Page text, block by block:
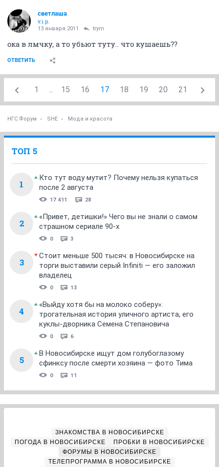
светлаша
v.i.p.
13 января 2011 trym
ока в лмчку, а то убьют туту.. что кушаешь??
ОТВЕТИТЬ
1 ... 15 16 17 18 19 20 21
НГС.Форум SHE Мода и красота
ТОП 5
1
Кто тут воду мутит? Почему нельзя купаться
после 2 августа
17 411 28
2
«Привет, детишки!» Чего вы не знали о самом
страшном сериале 90-х
0 3
3
Стоит меньше 500 тысяч: в Новосибирске на
торги выставили серый Infiniti — его заложил
владелец
0 13
4
«Выйду хотя бы на молоко соберу»:
трогательная история уличного артиста, его
куклы-дворника Семена Степановича
0 6
5
В Новосибирске ищут дом голубоглазому
сфинксу после смерти хозяина — фото Тима
0 11
ЗНАКОМСТВА В НОВОСИБИРСКЕ
ПОГОДА В НОВОСИБИРСКЕ
ПРОБКИ В НОВОСИБИРСКЕ
ФОРУМЫ В НОВОСИБИРСКЕ
ТЕЛЕПРОГРАММА В НОВОСИБИРСКЕ